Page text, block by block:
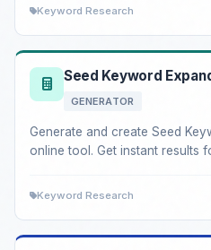
Keyword Research
Seed Keyword
GENERATOR
Generate and create Seed
online tool. Get instant results
Keyword Research